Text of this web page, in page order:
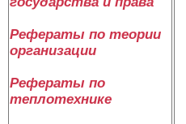
Рефераты по теории
организации
Рефераты по
теплотехнике